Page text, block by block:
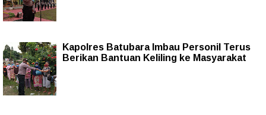
Kapolres Batubara Imbau Personil Terus
Berikan Bantuan Keliling ke Masyarakat